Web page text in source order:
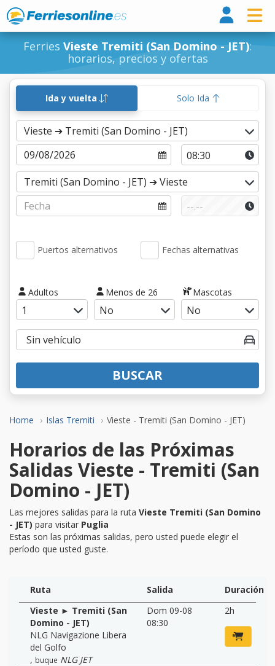
Ferries Vieste Tremiti (San Domino - JET):
horarios, precios y ofertas
Home Islas Tremiti Vieste - Tremiti (San Domino - JET)
Ida y vuelta Solo Ida
Puertos alternativos Fechas alternativas
Adultos Menos de 26 Mascotas
BUSCAR
Horarios de las Próximas
Salidas Vieste - Tremiti (San
Domino - JET)
Las mejores salidas para la ruta Vieste Tremiti (San Domino
- JET) para visitar Puglia
Estas son las próximas salidas, pero usted puede elegir el
período que usted guste.
Ruta Salida
Duración
Vieste ► Tremiti (San
Domino - JET)
NLG Navigazione Libera
del Golfo
, buque NLG JET
Dom 09-08
08:30
2h